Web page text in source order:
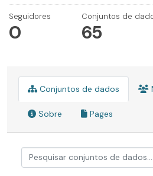
Seguidores
0
Conjuntos de
65
Conjuntos de dados
Sobre Pages